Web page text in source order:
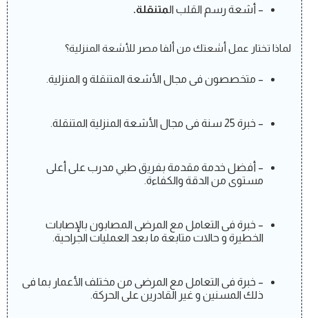
– أشعة رسم القلب المتنقلة.
لماذا تختار عمل أشعتك من ألفا مصر للأشعة المنزلية؟
– متخصصون فى مجال الأشعة المتنقلة و المنزلية.
– خبرة 25 سنة فى مجال الأشعة المنزلية المتنقلة.
– أفضل خدمة مقدمة بفريق طبي مدرب على أعلى
مستوى من الدقة والكفاءة.
– خبرة فى التعامل مع المرضى المصابون بالإصابات
الخطيرة و حالات متابعة ما بعد العمليات الجراحية.
– خبرة فى التعامل مع المرضى من مختلف الأعمار بما فى
ذلك المسنين و غير القادرين على الحركة.